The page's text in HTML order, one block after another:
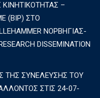
–
(BIP) ΣΤΟ
ΝΟΡΒΗΓΙΑΣ-
DISSEMINATION
ΤΗΣ ΣΥΝΕΛΕΥΣΗΣ ΤΟΥ
ΣΤΙΣ 24-07-